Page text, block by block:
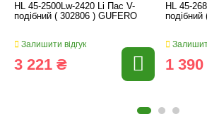
HL 45-2500Lw-2420 Li Пас V-
подібний ( 302806 ) GUFERO
Залишити відгук
3 221 ₴
HL 45-
1